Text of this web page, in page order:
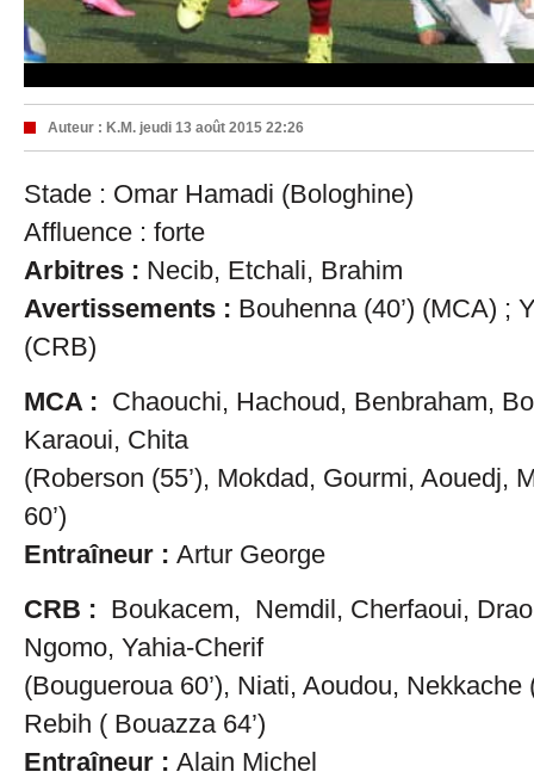
Auteur : K.M. jeudi 13 août 2015 22:26
Stade : Omar Hamadi (Bologhine)
Affluence : forte
Arbitres : Necib, Etchali, Brahim
Avertissements : Bouhenna (40’) (MCA) ;
(CRB)
MCA : Chaouchi, Hachoud, Benbraham,
Karaoui, Chita
(Roberson (55’), Mokdad, Gourmi, Aouedj,
60’)
Entraîneur : Artur George
CRB : Boukacem, Nemdil, Cherfaoui,
Ngomo, Yahia-Cherif
(Bougueroua 60’), Niati, Aoudou, Nekkache
Rebih ( Bouazza 64’)
Entraîneur : Alain Michel